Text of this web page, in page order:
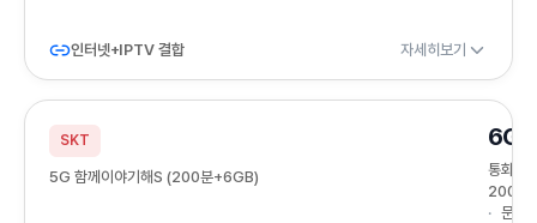
인터넷+IPTV 결합 자세히보기
SKT
5G 함께이야기해S (200분+6GB)
6GB
통화
200분
문자